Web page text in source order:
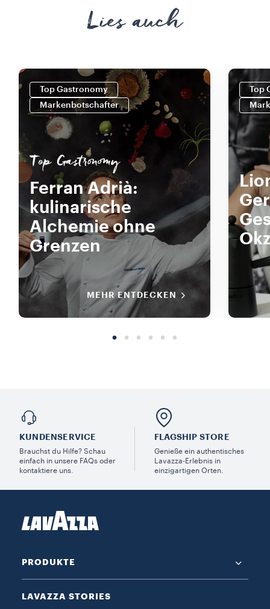
Lies auch
Top Gastronomy
Markenbotschafter
Top Gastronomy
Ferran Adrià:
kulinarische
Alchemie ohne
Grenzen
MEHR ENTDECKEN
Top
KUNDENSERVICE​
Brauchst du Hilfe? Schau
einfach in unsere FAQs oder
kontaktiere uns.
FLAGSHIP STORE
Genieße ein authentisches
Lavazza-Erlebnis in
einzigartigen Orten.
PRODUKTE
LAVAZZA STORIES